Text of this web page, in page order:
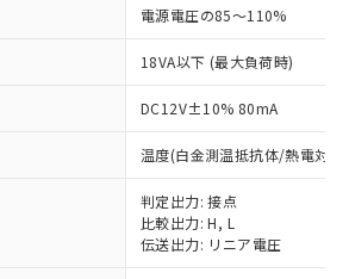
電源電圧の85～110%
18VA以下 (最大負荷時)
DC12V±10% 80mA
温度(白金測温抵抗体/熱電対)
判定出力: 接点
比較出力: H, L
伝送出力: リニア電圧